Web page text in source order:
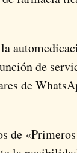
de
de
de